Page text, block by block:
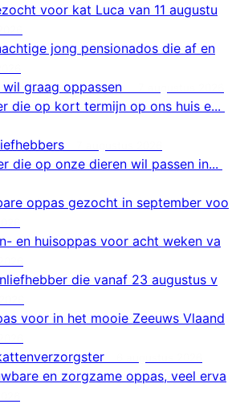
voor kat Luca van 11 augustu
jong pensionados die af en
graag oppassen
die op kort termijn op ons huis e...
die op onze dieren wil passen in...
oppas gezocht in september voo
en huisoppas voor acht weken va
die vanaf 23 augustus v
voor in het mooie Zeeuws Vlaand
en zorgzame oppas, veel erva